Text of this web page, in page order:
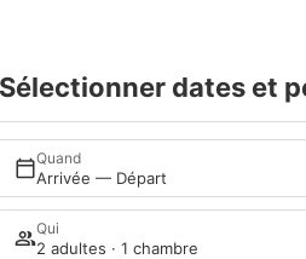
Sélectionner dates et
Quand
Arrivée — Départ
Qui
2 adultes · 1 chambre